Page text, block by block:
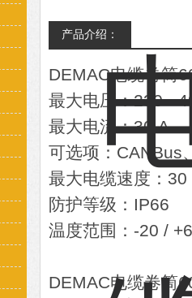
产品介绍：
DEMAC电缆卷筒
最大电压：230 -
最大电流：30 A
可选项：CANBus
最大电缆速度：
防护等级：IP66
温度范围：-20 /
DEMAC电缆卷筒